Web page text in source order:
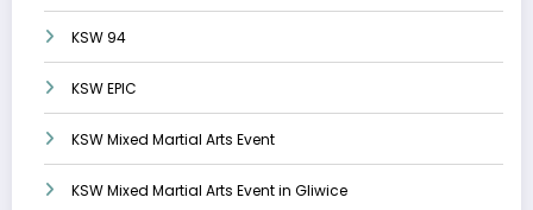
KSW 94
KSW EPIC
KSW Mixed Martial Arts Event
KSW Mixed Martial Arts Event in Gliwice